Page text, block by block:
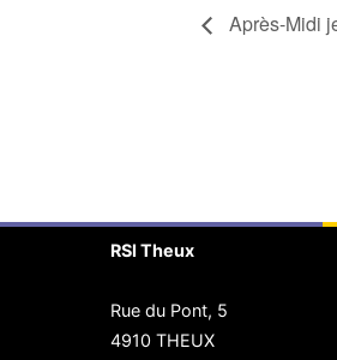
Après-Midi
RSI Theux
Rue du Pont, 5
4910 THEUX